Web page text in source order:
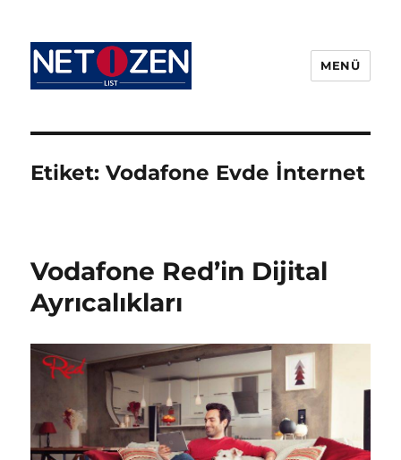
MENÜ
Etiket:Vodafone Evde İnternet
Vodafone Red’in Dijital
Ayrıcalıkları